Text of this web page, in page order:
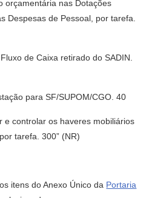
orçamentária nas Dotações
Despesas de Pessoal, por tarefa.
de Caixa retirado do SADIN.
para SF/SUPOM/CGO. 40
e controlar os haveres mobiliários
tarefa. 300” (NR)
itens do Anexo Único da Portaria